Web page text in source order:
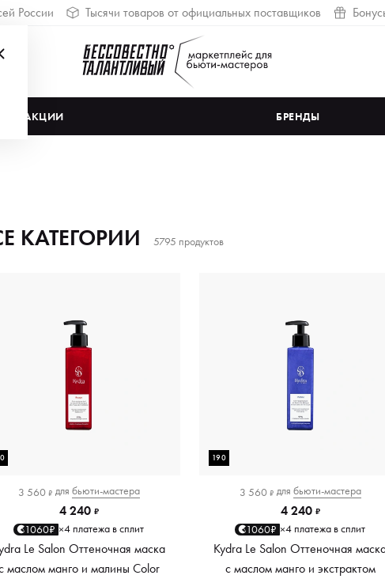
России Тысячи товаров от официальных поставщиков
АКЦИИ БРЕНДЫ
КАТЕГОРИИ 5795 продуктов
3 560 ₽ для бьюти-мастера
4 240 ₽
1060₽ ×4 платежа в сплит
Le Salon Оттеночная маска
маслом манго и малины Color
190
3 560 ₽ для бьюти-мастера
4 240 ₽
1060₽ ×4 платежа в сплит
Kydra Le Salon Оттеночная
с маслом манго и экстрактом